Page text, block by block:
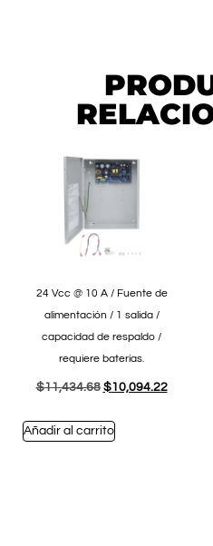
24 Vcc @ 10 A / Fuente de
alimentación / 1 salida /
capacidad de respaldo /
requiere baterías.
$11,434.68 $10,094.22
Añadir al carrito